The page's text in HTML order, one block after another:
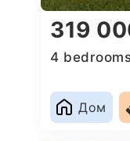
319
4
Дом